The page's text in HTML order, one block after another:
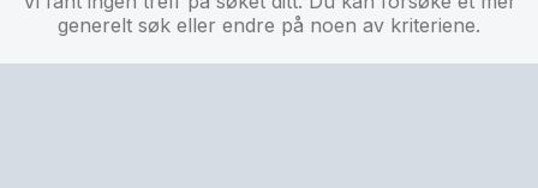
generelt søk eller endre på noen av kriteriene.